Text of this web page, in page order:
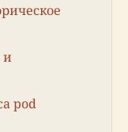
и
pod